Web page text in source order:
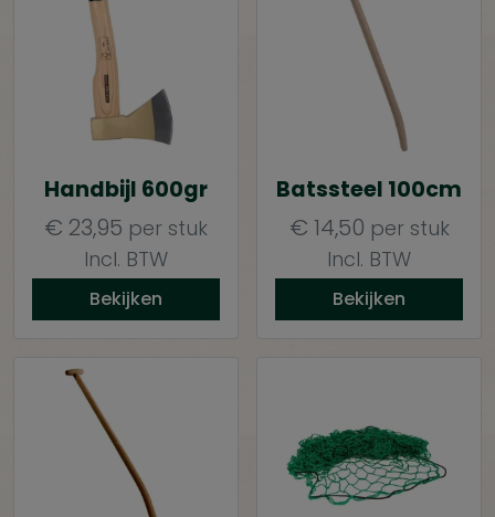
Handbijl 600gr
€ 23,95 per stuk
Incl. BTW
Bekijken
Batssteel 100cm
€ 14,50 per stuk
Incl. BTW
Bekijken